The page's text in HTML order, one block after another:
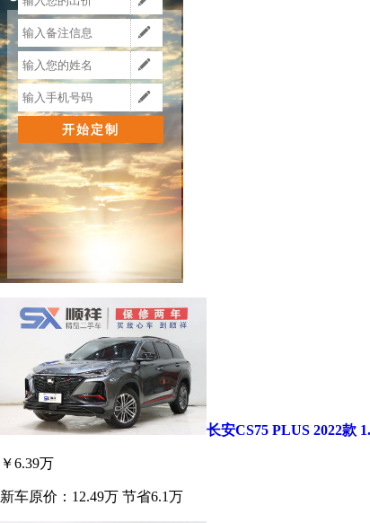
长安CS75 PLUS 2022款
￥6.39万
新车原价：12.49万 节省6.1万